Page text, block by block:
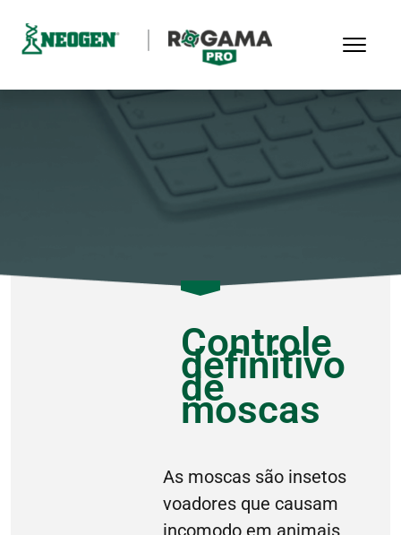
Controle
definitivo
de
moscas
As moscas são insetos
voadores que causam
incomodo em animais